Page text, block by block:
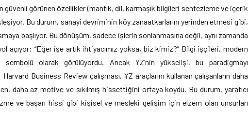
güvenli görünen özellikler (mantık, dil, karmaşık bilgileri sentezleme ve içerik
Bu durum, sanayi devriminin köy zanaatkarlarını yerinden etmesi gibi,
başlıyor. Bu dönüşüm, sadece işlerin sonlanmasına değil, aynı zamanda
açıyor: “Eğer işe artık ihtiyacımız yoksa, biz kimiz?” Bilgi işçileri, modern
sembolü olarak görülüyordu. Ancak YZ’nin yükselişi, bu paradigmayı
Business Review çalışması, YZ araçlarını kullanan çalışanların daha
daha az motive ve sıkılmış hissettiğini ortaya koydu. Bu durum, yaratıcı
ve başarı hissi gibi kişisel ve mesleki gelişim için elzem olan unsurları